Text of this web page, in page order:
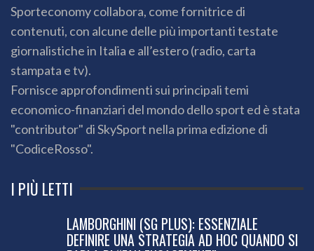
Sporteconomy collabora, come fornitrice di
contenuti, con alcune delle più importanti testate
giornalistiche in Italia e all’estero (radio, carta
stampata e tv).
Fornisce approfondimenti sui principali temi
economico-finanziari del mondo dello sport ed è stata
"contributor" di SkySport nella prima edizione di
"CodiceRosso".
I PIÙ LETTI
LAMBORGHINI (SG PLUS): ESSENZIALE
DEFINIRE UNA STRATEGIA AD HOC QUANDO SI